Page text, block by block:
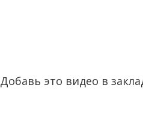
Добавь это видео в